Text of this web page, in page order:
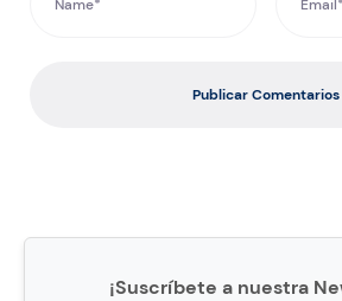
Publicar Comentarios
¡Suscríbete a nuestra